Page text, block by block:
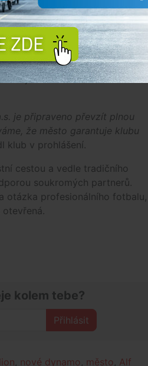
značkou Dynama. Tuto
domluvit. SK Dynamo
převzetí financování
zajištění stadionu na
je připraveno převzít plnou
že město garantuje klubu
klub v prohlášení.
cestou a vedle tradičního
soukromých partnerů.
otázka profesionálního fotbalu,
kolem tebe?
Přihlásit
nové dynamo město Alf